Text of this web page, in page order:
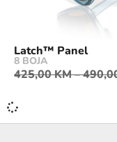
Latch™ Panel
8 BOJA
425,00KM–